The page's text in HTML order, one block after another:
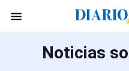
Noticias